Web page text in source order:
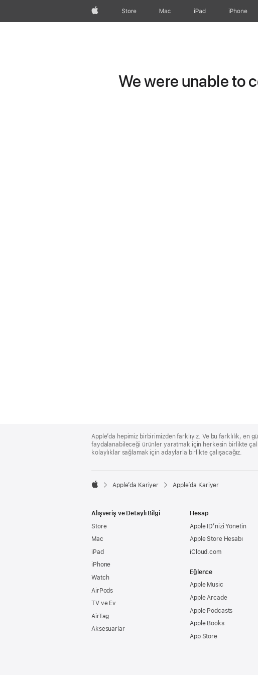
wzlhp Store Mac iPad iPhone
We were unable to
Footer
Apple’da hepimiz birbirimizden farklıyız. Ve bu farklılık,
faydalanabileceği ürünler yaratmak için herkesin birlikte
kolaylıklar sağlamak için adaylarla birlikte çalışacağız.

Apple’da Kariyer Apple’da Kariyer
Alışveriş ve Detaylı Bilgi
Store
Mac
iPad
iPhone
Watch
AirPods
TV ve Ev
AirTag
Aksesuarlar
Hesap
Apple ID’nizi Yönetin
Apple Store Hesabı
iCloud.com
Eğlence
Apple Music
Apple Arcade
Apple Podcasts
Apple Books
App Store